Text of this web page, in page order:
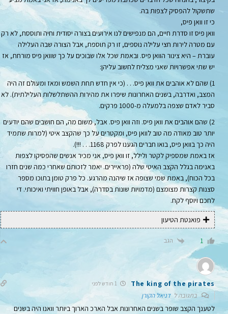
שתשקול להפסיק לצפות בה.
כי זו וואן פיס,
וואן פיס זו סדרת חיים, הם מנפישים לנו אירועים בצורה יסודית וחיה ותוססת, לא רק
עם מטרה לירות חצי עלילה נוספים, זו רק תוספת, אבל הצורה שבה העלילה
עוברת – היא צינור הוואן פיס. ובאמת שכל אלו שבוכים על כך שוואן פיס מורחת, אז
יש שתי אפשרויות שאני מצליח לחשוב עליהן:
1) שהם לא אוהבים את וואן פיס. . . (כי אין חדש תחת השמש ומאז ומעולם זה היה
המצב, ואדרבה, בשנים האחרונות שיפרו את מהירות ההשתלשלות העלילתית). לא
סביר לאדם שצפה בלמעלה מ-1000 פרקים.
2) שהם אוהבים את וואן פיס. וזה וואן פיס. אבל, משום מה, הם חושבים שהם יודעים
יותר טוב מאודה מה טוב לוואן פיס, ומקטרים על כך שהקצב איטי (למרות שתמיד
היה כך בוואן פיס, בואו חברים הגענו לפרק 1168. . . !!!).
אז באמת שמספיק לקטר ולילל, זו וואן פיס, אני מכיר אנשים שהפסיקו לצפות
באנימה בגלל הקצב האיטי שלה (פראיירים. יאמר לזכותם שאחרי כמה שנים חזרו
בכל הכוח), באמת שמי שצופה אז שיהנה מהרגע. כל פרק טומן בתוכו מספר
סצנות קצרות מצומצם (מדמויות שונות בסדרה), אבל באופן חוויתי ואיכותי. די
לחכם ויוסף לקח.
פואנטת הטיעון
1 הגב
The king of the pirates 1 חודש לפני
בתגובה לדניאל הקורן
לטענך הקצב שופר בשנים האחרונות אבל הארכ הארוך ביותר וואנו היה בשנים